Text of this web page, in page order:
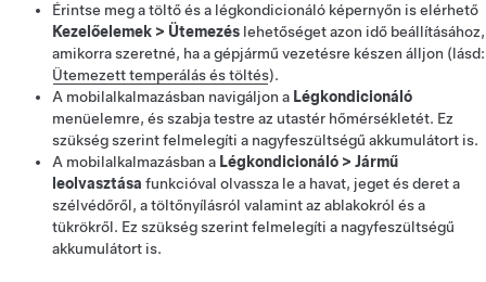
Érintse meg a töltő és a légkondicionáló képernyőn is elérhető
Kezelőelemek > Ütemezés lehetőséget azon idő beállításához,
amikorra szeretné, ha a gépjármű vezetésre készen álljon (lásd:
Ütemezett temperálás és töltés).
A mobilalkalmazásban navigáljon a Légkondicionáló
menüelemre, és szabja testre az utastér hőmérsékletét. Ez
szükség szerint felmelegíti a nagyfeszültségű akkumulátort is.
A mobilalkalmazásban a Légkondicionáló > Jármű
leolvasztása funkcióval olvassza le a havat, jeget és deret a
szélvédőről, a töltőnyílásról valamint az ablakokról és a
tükrökről. Ez szükség szerint felmelegíti a nagyfeszültségű
akkumulátort is.